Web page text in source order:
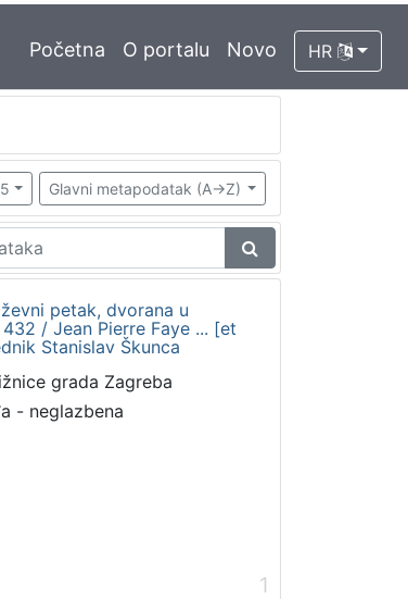
Početna O portalu Novo HR
Glavni metapodatak (A->Z)
petak, dvorana u
/ Jean Pierre Faye ... [et
Stanislav Škunca
grada Zagreba
- neglazbena
1